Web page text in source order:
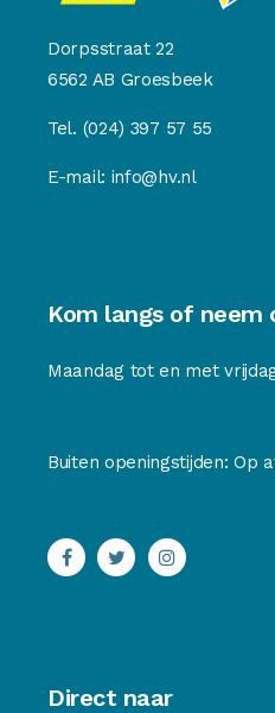
Dorpsstraat 22
6562 AB Groesbeek
Tel. (024) 397 57 55
E-mail: info@hv.nl
Kom langs of
Maandag tot en met
Buiten openingstijden: Op
Direct naar